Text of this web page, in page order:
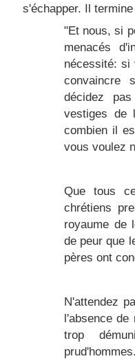
s'échapper. Il
"Et nous, si
menacés
nécessité: si
convaincre
décidez
vestiges de
combien il
vous voulez
Que tous
chrétiens
royaume de
de peur que
pères ont
N'attendez
l'absence
trop